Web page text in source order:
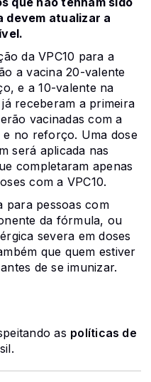
devem atualizar a
da VPC10 para a
a vacina 20-valente
e a 10-valente na
receberam a primeira
vacinadas com a
e no reforço. Uma dose
será aplicada nas
completaram apenas
com a VPC10.
para pessoas com
da fórmula, ou
severa em doses
que quem estiver
de se imunizar.
as políticas de